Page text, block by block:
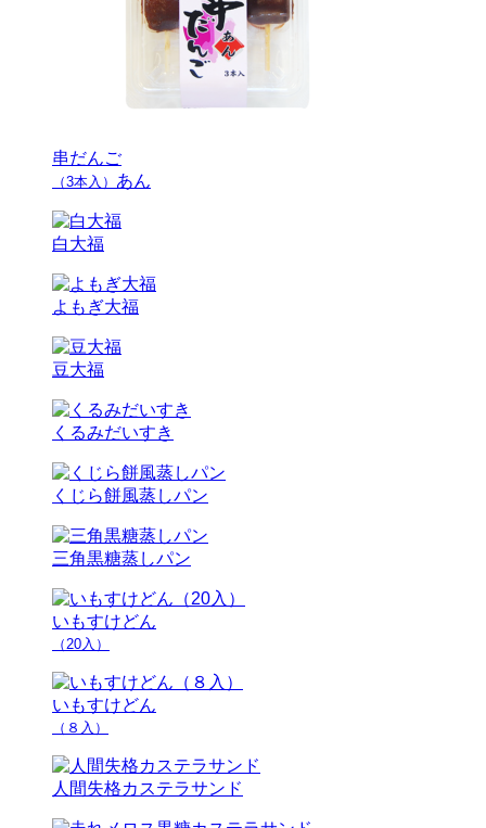
串だんご
（3本入） あん
白大福
よもぎ大福
豆大福
くるみだいすき
くじら餅風蒸しパン
三角黒糖蒸しパン
いもすけどん
（20入）
いもすけどん
（８入）
人間失格カステラサンド